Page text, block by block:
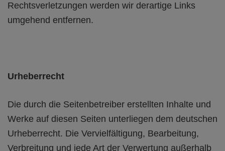
Rechtsverletzungen werden wir derartige Links
umgehend entfernen.
Urheberrecht
Die durch die Seitenbetreiber erstellten Inhalte und
Werke auf diesen Seiten unterliegen dem deutschen
Urheberrecht. Die Vervielfältigung, Bearbeitung,
Verbreitung und jede Art der Verwertung außerhalb